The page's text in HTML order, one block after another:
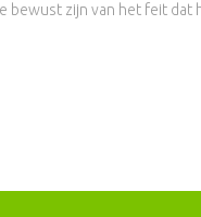
zijn van het feit dat